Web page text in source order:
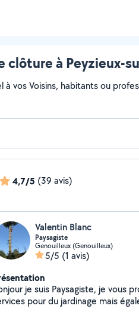
clôture à Peyzieux-
à vos Voisins, habitants ou
4,7/5 (39 avis)
Valentin Blanc
Paysagiste
Genouilleux (Genouilleux)
5/5 (1 avis)
je suis Paysagiste, je vous propose mes
pour du jardinage mais